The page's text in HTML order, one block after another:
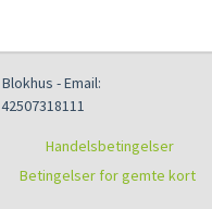
Blokhus - Email:
42507318111
Handelsbetingelser
Betingelser for gemte kort